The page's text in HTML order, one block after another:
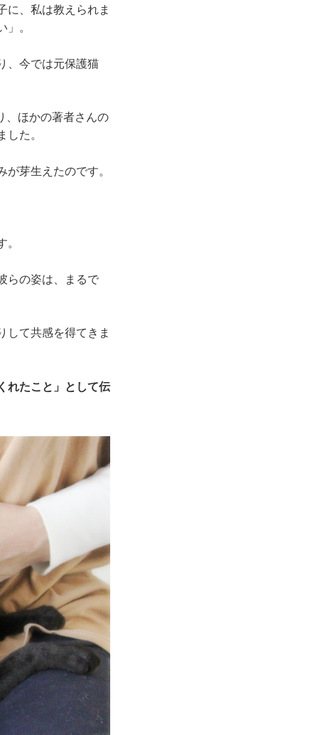
に、私は教えられま
。
、今では元保護猫
、ほかの著者さんの
た。
芽生えたのです。
。
らの姿は、まるで
して共感を得てきま
れたこと」として伝